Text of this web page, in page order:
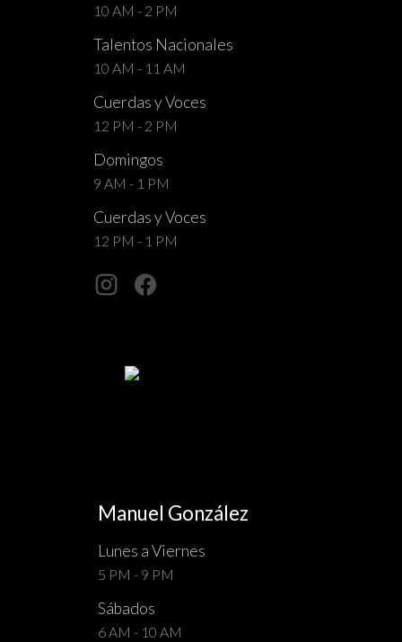
10 AM - 2 PM
Talentos Nacionales
10 AM - 11 AM
Cuerdas y Voces
12 PM - 2 PM
Domingos
9 AM - 1 PM
Cuerdas y Voces
12 PM - 1 PM
Manuel González
Lunes a Viernes
5 PM - 9 PM
Sábados
6 AM - 10 AM